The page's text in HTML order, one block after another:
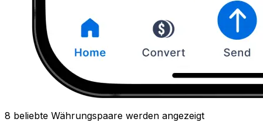
8 beliebte Währungspaare werden angezeigt